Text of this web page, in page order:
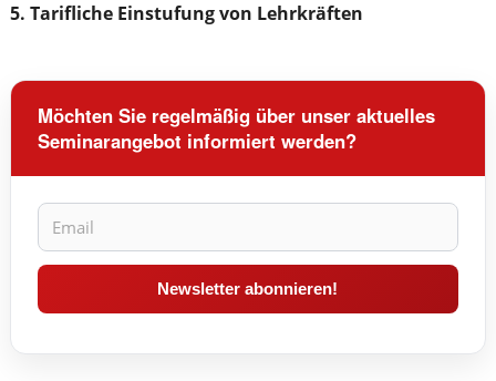
5. Tarifliche Einstufung von Lehrkräften
Möchten Sie regelmäßig über unser aktuelles
Seminarangebot informiert werden?